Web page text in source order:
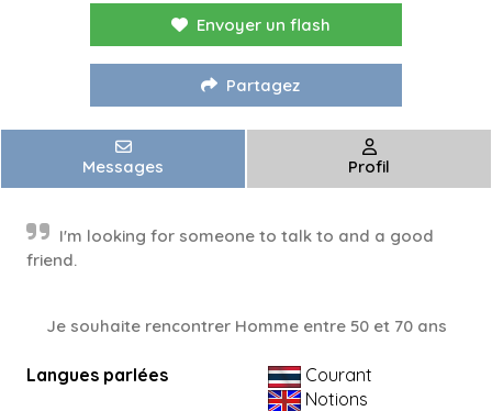
Envoyer un flash
Partagez
Messages Profil
I'm looking for someone to talk to and a good
friend.
Je souhaite rencontrer Homme entre 50 et 70 ans
Langues parlées
Courant
Notions